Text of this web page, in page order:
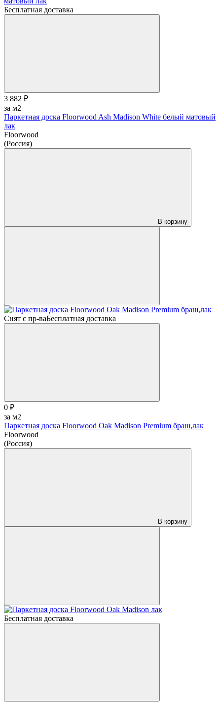
Бесплатная доставка
3 882 ₽
за м2
Паркетная доска Floorwood Ash Madison White белый матовый
лак
Floorwood
(Россия)
В корзину
Снят с пр-ваБесплатная доставка
0 ₽
за м2
Паркетная доска Floorwood Oak Madison Premium браш,лак
Floorwood
(Россия)
В корзину
Бесплатная доставка